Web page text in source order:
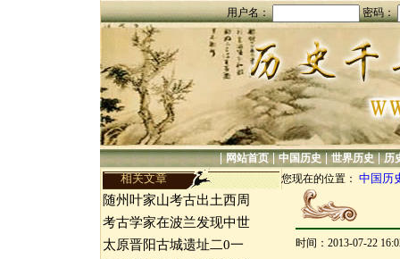
用户名： 密码：
|网站首页|中国历史|世界历史|历
相关文章 您现在的位置： 中国历
随州叶家山考古出土西周
考古学家在波兰发现中世
太原晋阳古城遗址二0一
时间：2013-07-22